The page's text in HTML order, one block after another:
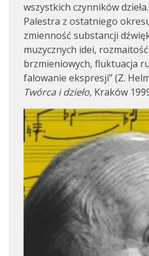
wszystkich czynników
Palestra z ostatniego
zmienność substancji
muzycznych idei,
brzmieniowych, fluktuacja
falowanie ekspresji” (Z.
Twórca i dzieło, Kraków